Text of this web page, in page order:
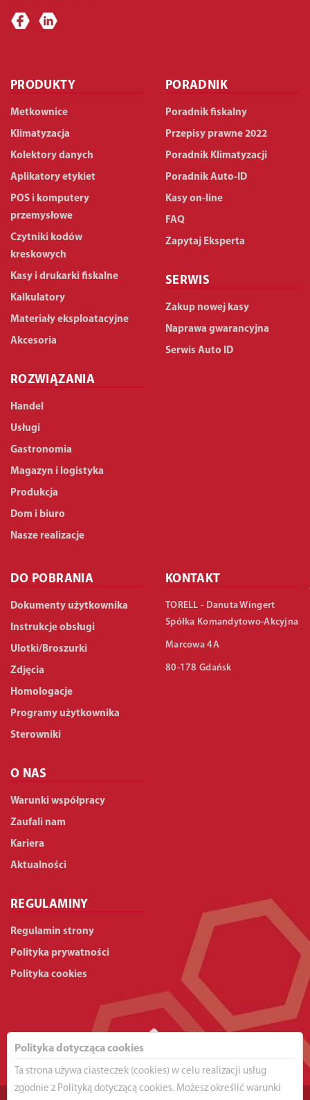
PRODUKTY
Metkownice
Klimatyzacja
Kolektory danych
Aplikatory etykiet
POS i komputery
przemysłowe
Czytniki kodów
kreskowych
Kasy i drukarki fiskalne
Kalkulatory
Materiały eksploatacyjne
Akcesoria
ROZWIĄZANIA
Handel
Usługi
Gastronomia
Magazyn i logistyka
Produkcja
Dom i biuro
Nasze realizacje
PORADNIK
Poradnik fiskalny
Przepisy prawne 2022
Poradnik Klimatyzacji
Poradnik Auto-ID
Kasy on-line
FAQ
Zapytaj Eksperta
SERWIS
Zakup nowej kasy
Naprawa gwarancyjna
Serwis Auto ID
DO POBRANIA
Dokumenty użytkownika
Instrukcje obsługi
Ulotki/Broszurki
Zdjęcia
Homologacje
Programy użytkownika
Sterowniki
O NAS
Warunki współpracy
Zaufali nam
Kariera
Aktualności
REGULAMINY
Regulamin strony
Polityka prywatności
Polityka cookies
KONTAKT
TORELL - Danuta Wingert
Spółka Komandytowo-Akcyjna
Marcowa 4A
80-178 Gdańsk
Polityka dotycząca cookies
Ta strona używa ciasteczek (cookies) w celu realizacji usług
zgodnie z Polityką dotyczącą cookies. Możesz określić warunki